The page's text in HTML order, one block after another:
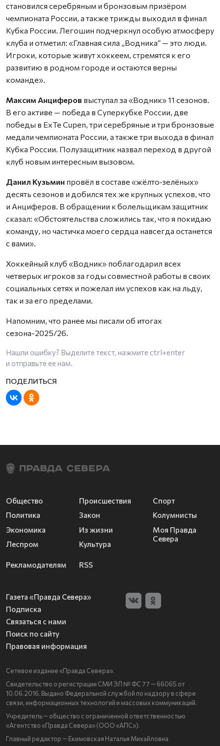
становился серебряным и бронзовым призёром
чемпионата России, а также трижды выходил в финал
Кубка России. Легошин подчеркнул особую атмосферу
клуба и отметил: «Главная сила „Водника“ — это люди.
Игроки, которые живут хоккеем, стремятся к его
развитию в родном городе и остаются верны
команде».
Максим Анциферов выступал за «Водник» 11 сезонов.
В его активе — победа в Суперкубке России, две
победы в ExTe Cupen, три серебряные и три бронзовые
медали чемпионата России, а также три выхода в финал
Кубка России. Полузащитник назвал переход в другой
клуб новым интересным вызовом.
Данил Кузьмин провёл в составе «жёлто‑зелёных»
десять сезонов и добился тех же крупных успехов, что
и Анциферов. В обращении к болельщикам защитник
сказал: «Обстоятельства сложились так, что я покидаю
команду, но частичка моего сердца навсегда останется
с вами».
Хоккейный клуб «Водник» поблагодарил всех
четверых игроков за годы совместной работы в своих
социальных сетях и пожелал им успехов как на льду,
так и за его пределами.
Напомним, что ранее мы писали об итогах
сезона-2025/26.
Нашли ошибку? Выделите текст, нажмите ctrl+enter
и отправьте ее нам.
Общество
Политика
Экономика
Леспром
Происшествия
Закон
Из жизни
Культура
Спорт
Колумнисты
Моя Правда
Севера
Рекламодателям RSS
Газета «Правда Севера»
Подписка
Связаться с нами
Поиск по сайту
Правовая информация
Сетевое издание «Правда Севера».
Свидетельство о регистрации СМИ ЭЛ № ФС 77 — 66065 от
10.06.2016. Выдано Федеральной службой по надзору в сфере
связи, информационных технологий и массовых коммуникаций.
Учредитель — общество с ограниченной ответственностью
«Агентство «Правда Севера» (ООО «АПС»).
Главный редактор — Екимовская Наталья Михайловна